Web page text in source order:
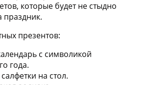
которые будет не стыдно
праздник.
презентов:
с символикой
года.
на стол.